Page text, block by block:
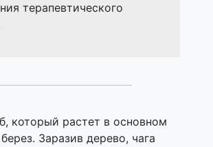
терапевтического
который растет в основном
Заразив дерево, чага